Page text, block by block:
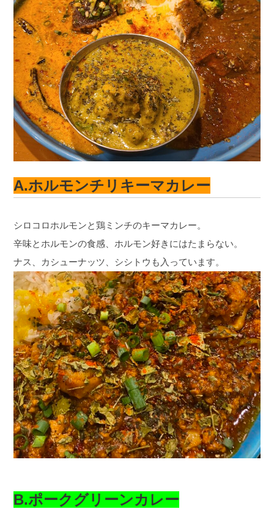
A.ホルモンチリキーマカレー
シロコロホルモンと鶏ミンチのキーマカレー。
辛味とホルモンの食感、ホルモン好きにはたまらない。
ナス、カシューナッツ、シシトウも入っています。
B.ポークグリーンカレー